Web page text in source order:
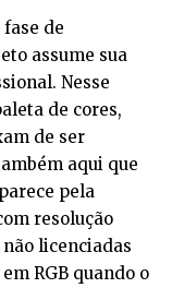
de
assume sua
Nesse
de cores,
de ser
aqui que
pela
resolução
licenciadas
RGB quando o